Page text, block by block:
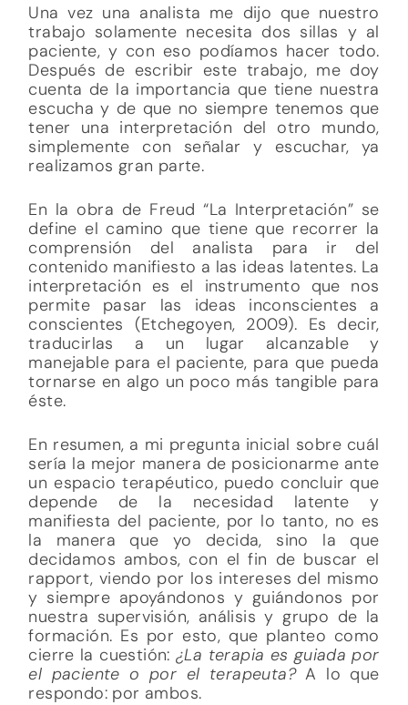
Una vez una analista me dijo que nuestro
trabajo solamente necesita dos sillas y al
paciente, y con eso podíamos hacer todo.
Después de escribir este trabajo, me doy
cuenta de la importancia que tiene nuestra
escucha y de que no siempre tenemos que
tener una interpretación del otro mundo,
simplemente con señalar y escuchar, ya
realizamos gran parte.
En la obra de Freud “La Interpretación” se
define el camino que tiene que recorrer la
comprensión del analista para ir del
contenido manifiesto a las ideas latentes. La
interpretación es el instrumento que nos
permite pasar las ideas inconscientes a
conscientes (Etchegoyen, 2009). Es decir,
traducirlas a un lugar alcanzable y
manejable para el paciente, para que pueda
tornarse en algo un poco más tangible para
éste.
En resumen, a mi pregunta inicial sobre cuál
sería la mejor manera de posicionarme ante
un espacio terapéutico, puedo concluir que
depende de la necesidad latente y
manifiesta del paciente, por lo tanto, no es
la manera que yo decida, sino la que
decidamos ambos, con el fin de buscar el
rapport, viendo por los intereses del mismo
y siempre apoyándonos y guiándonos por
nuestra supervisión, análisis y grupo de la
formación. Es por esto, que planteo como
cierre la cuestión:¿La terapia es guiada por
el paciente o por el terapeuta?A lo que
respondo: por ambos.